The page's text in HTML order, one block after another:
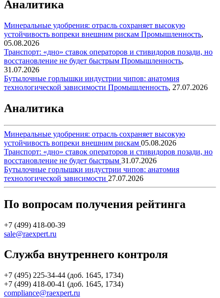
Аналитика
Минеральные удобрения: отрасль сохраняет высокую
устойчивость вопреки внешним рискам Промышленность,
05.08.2026
Транспорт: «дно» ставок операторов и стивидоров позади, но
восстановление не будет быстрым Промышленность,
31.07.2026
Бутылочные горлышки индустрии чипов: анатомия
технологической зависимости Промышленность, 27.07.2026
Аналитика
Минеральные удобрения: отрасль сохраняет высокую
устойчивость вопреки внешним рискам 05.08.2026
Транспорт: «дно» ставок операторов и стивидоров позади, но
восстановление не будет быстрым 31.07.2026
Бутылочные горлышки индустрии чипов: анатомия
технологической зависимости 27.07.2026
По вопросам получения рейтинга
+7 (499) 418-00-39
sale@raexpert.ru
Служба внутреннего контроля
+7 (495) 225-34-44 (доб. 1645, 1734)
+7 (499) 418-00-41 (доб. 1645, 1734)
compliance@raexpert.ru